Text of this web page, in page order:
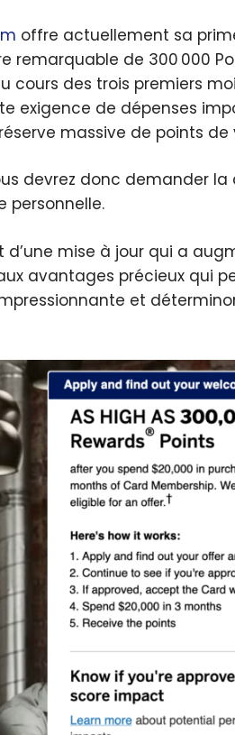
offre actuellement sa
remarquable de 300 000
des trois premiers
exigence de dépenses
massive de points de
devrez donc demander
personnelle.
mise à jour qui a
avantages précieux qui
et